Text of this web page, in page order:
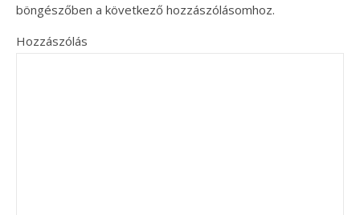
böngészőben a következő hozzászólásomhoz.
Hozzászólás